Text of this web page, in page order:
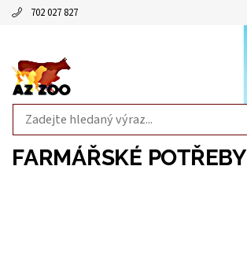
702 027 827
FARMÁŘSKÉ POTŘEBY